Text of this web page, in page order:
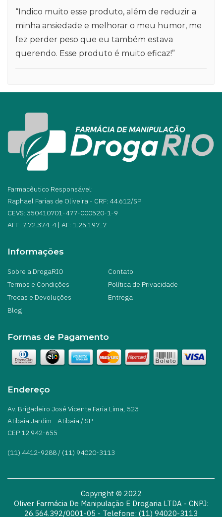
“Indico muito esse produto, além de reduzir a
minha ansiedade e melhorar o meu humor, me
fez perder peso que eu também estava
querendo. Esse produto é muito eficaz!”
Farmacêutico Responsável:
Raphael Farias de Oliveira - CRF: 44.612/SP
CEVS: 350410701-477-000520-1-9
AFE: 7.72.374-4| AE: 1.25.197-7
Informações
Sobre a DrogaRIO
Contato
Termos e Condições
Política de Privacidade
Trocas e Devoluções
Entrega
Blog
Formas de Pagamento
Endereço
Av. Brigadeiro José Vicente Faria Lima, 523
Atibaia Jardim - Atibaia / SP
CEP 12.942-655
(11) 4412-9288 / (11) 94020-3113
Copyright © 2022
Oliver Farmácia De Manipulação E Drogaria LTDA - CNPJ:
26.564.392/0001-05 - Telefone: (11) 94020-3113